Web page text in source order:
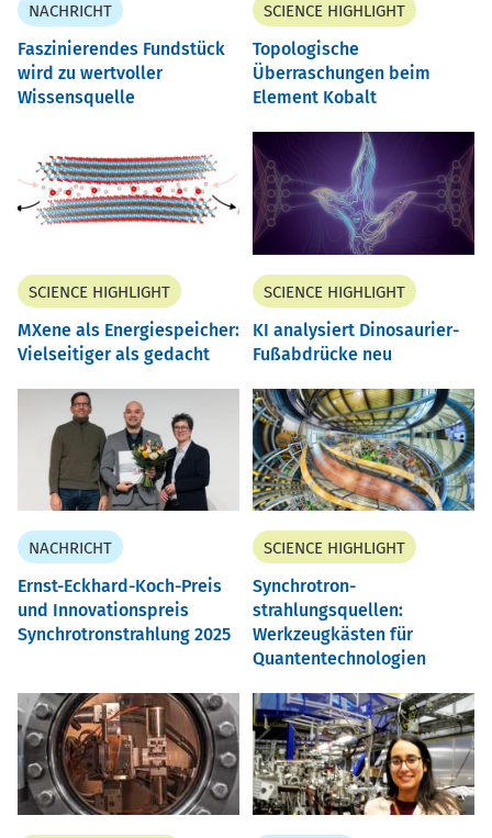
NACHRICHT
Faszinierendes Fundstück
wird zu wertvoller
Wissensquelle
SCIENCE HIGHLIGHT
Topologische
Überraschungen beim
Element Kobalt
SCIENCE HIGHLIGHT
MXene als Energiespeicher:
Vielseitiger als gedacht
SCIENCE HIGHLIGHT
KI analysiert Dinosaurier-
Fußabdrücke neu
NACHRICHT
Ernst-Eckhard-Koch-Preis
und Innovationspreis
Synchrotronstrahlung 2025
SCIENCE HIGHLIGHT
Synchrotron-
strahlungsquellen:
Werkzeugkästen für
Quantentechnologien